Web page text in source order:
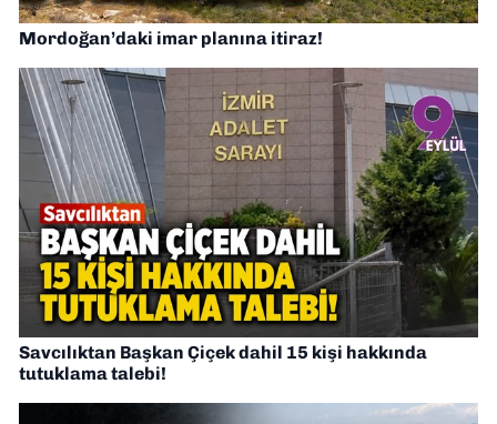
Mordoğan’daki imar planına itiraz!
Savcılıktan Başkan Çiçek dahil 15 kişi hakkında
tutuklama talebi!